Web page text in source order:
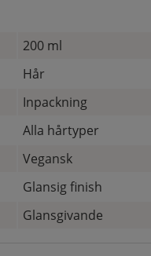
200 ml
Hår
Inpackning
Alla hårtyper
Vegansk
Glansig finish
Glansgivande